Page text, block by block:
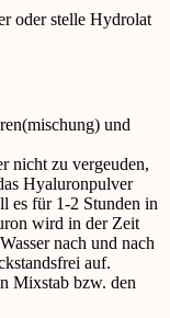
oder stelle Hydrolat
und
nicht zu vergeuden,
Hyaluronpulver
es für 1-2 Stunden in
wird in der Zeit
nach und nach
auf.
Mixstab bzw. den